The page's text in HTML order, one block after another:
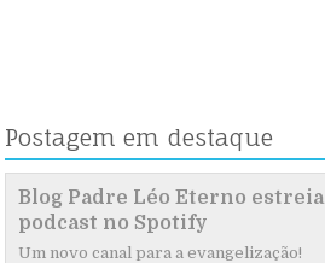
Postagem em destaque
Blog Padre Léo Eterno estreia
podcast no Spotify
Um novo canal para a evangelização!